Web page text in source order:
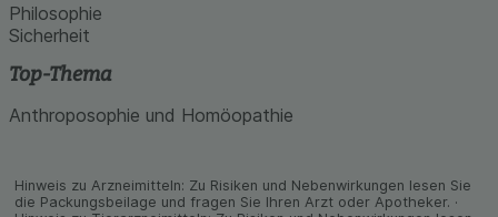
Philosophie
Sicherheit
Top-Thema
Anthroposophie und Homöopathie
Hinweis zu Arzneimitteln: Zu Risiken und Neben­wirkungen lesen Sie
die Packungs­beilage und fragen Sie Ihren Arzt oder Apo­theker. ·